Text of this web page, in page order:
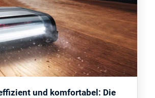
und komfortabel: Die